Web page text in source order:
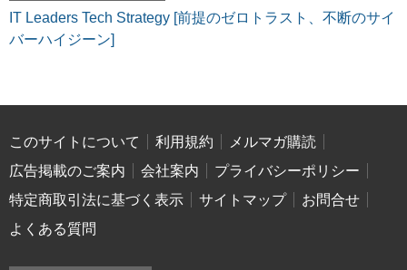
IT Leaders Tech Strategy [前提のゼロトラスト、不断のサイ
バーハイジーン]
このサイトについて 利用規約
メルマガ購読
広告掲載のご案内
会社案内
プライバシーポリシー
特定商取引法に基づく表示
サイトマップ
お問合せ
よくある質問